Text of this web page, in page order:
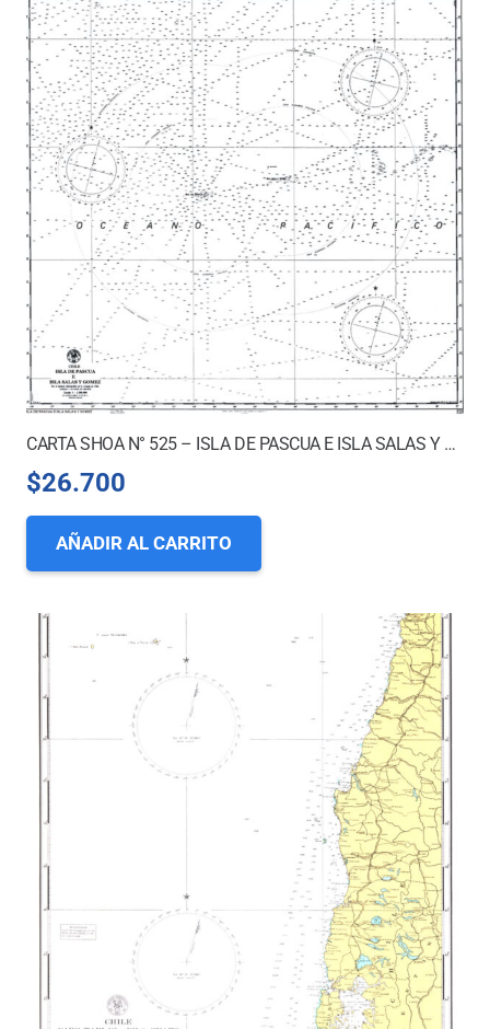
CARTA SHOA N° 525 – ISLA DE PASCUA E ISLA SALAS Y GOMEZ
$26.700
AÑADIR AL CARRITO